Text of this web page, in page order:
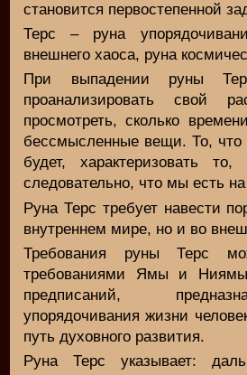
становится первостепенной
Терс – руна
внешнего хаоса, руна
При выпадении руны
проанализировать свой
просмотреть, сколько
бессмысленные вещи. То,
будет, характеризовать
следовательно, что мы есть
Руна Терс требует навести
внутреннем мире, но и во
Требования руны Терс
требованиями Ямы и
предписаний,
упорядочивания жизни
путь духовного развития.
Руна Терс указывает: